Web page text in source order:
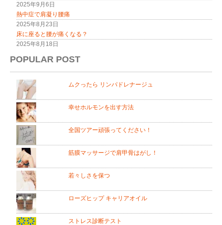
2025年9月6日
熱中症で肩凝り腰痛
2025年8月23日
床に座ると腰が痛くなる？
2025年8月18日
POPULAR POST
ムクったら リンパドレナージュ
幸せホルモンを出す方法
全国ツアー頑張ってください！
筋膜マッサージで肩甲骨はがし！
若々しさを保つ
ローズヒップ キャリアオイル
ストレス診断テスト